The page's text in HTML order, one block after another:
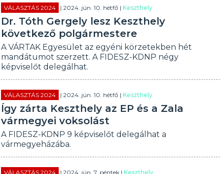
VÁLASZTÁS 2024 | 2024. jún. 10. hétfő |Keszthely
Dr. Tóth Gergely lesz Keszthely
következő polgármestere
A VÁRTAK Egyesület az egyéni körzetekben hét
mandátumot szerzett. A FIDESZ-KDNP négy
képviselőt delegálhat.
VÁLASZTÁS 2024 | 2024. jún. 10. hétfő |Keszthely
Így zárta Keszthely az EP és a Zala
vármegyei voksolást
A FIDESZ-KDNP 9 képviselőt delegálhat a
vármegyeházába.
VÁLASZTÁS 2024 | 2024. jún. 7. péntek |Keszthely